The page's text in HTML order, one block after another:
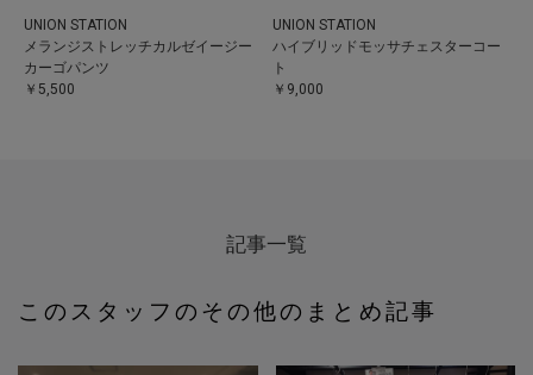
UNION STATION
メランジストレッチカルゼイージー
カーゴパンツ
￥5,500
UNION STATION
ハイブリッドモッサチェスターコー
ト
￥9,000
記事一覧
このスタッフのその他のまとめ記事